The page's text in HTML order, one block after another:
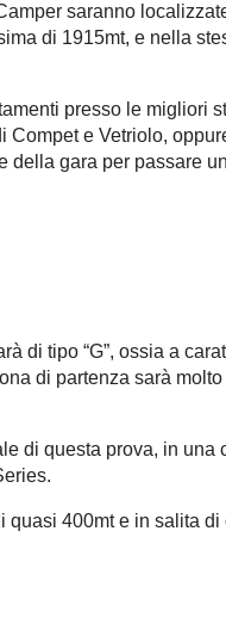
saranno
di 1915mt, e nella
presso le migliori
e Vetriolo,
della gara per passare
di tipo “G”, ossia a
di partenza sarà
di questa prova, in
400mt e in salita di